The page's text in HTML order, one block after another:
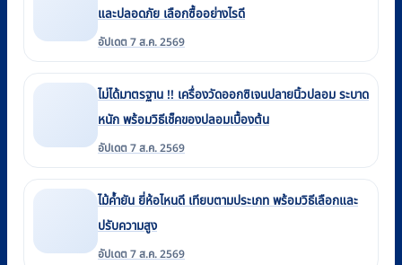
และปลอดภัย เลือกซื้ออย่างไรดี
อัปเดต 7 ส.ค. 2569
ไม่ได้มาตรฐาน !! เครื่องวัดออกซิเจนปลายนิ้วปลอม ระบาด
หนัก พร้อมวิธีเช็คของปลอมเบื้องต้น
อัปเดต 7 ส.ค. 2569
ไม้ค้ำยัน ยี่ห้อไหนดี เทียบตามประเภท พร้อมวิธีเลือกและ
ปรับความสูง
อัปเดต 7 ส.ค. 2569